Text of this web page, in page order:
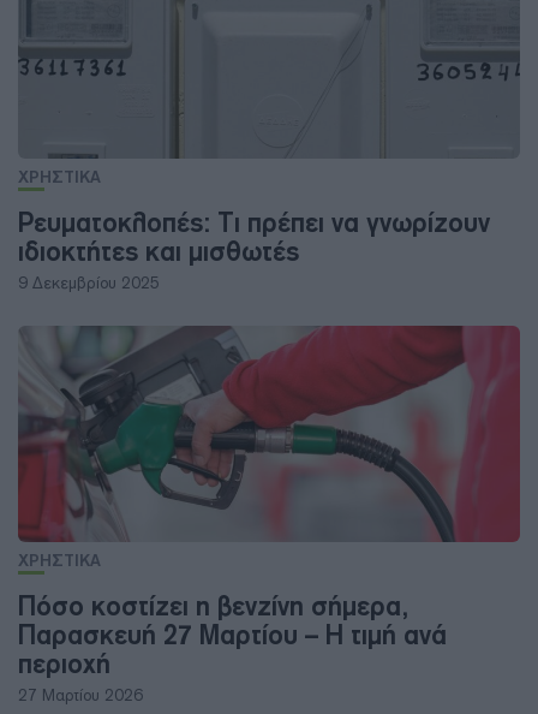
ΧΡΗΣΤΙΚΑ
Ρευματοκλοπές: Τι πρέπει να γνωρίζουν
ιδιοκτήτες και μισθωτές
9 Δεκεμβρίου 2025
ΧΡΗΣΤΙΚΑ
Πόσο κοστίζει η βενζίνη σήμερα,
Παρασκευή 27 Μαρτίου – Η τιμή ανά
περιοχή
27 Μαρτίου 2026